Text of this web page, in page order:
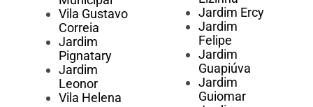
Vila Gustavo
Correia
Jardim
Pignatary
Jardim
Leonor
Vila Helena
Jardim Ercy
Jardim
Felipe
Jardim
Guapiúva
Jardim
Guiomar